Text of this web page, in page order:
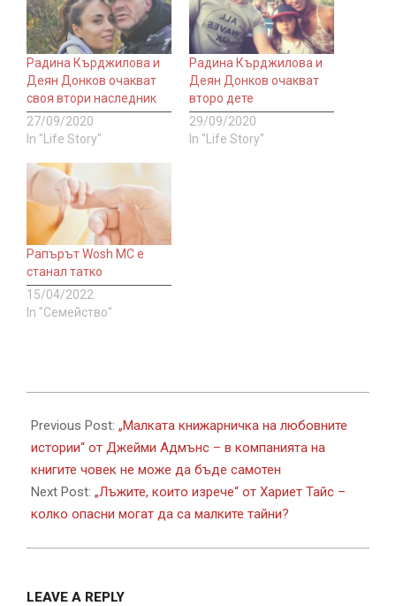
Радина Кърджилова и
Деян Донков очакват
своя втори наследник
27/09/2020
In "Life Story"
Радина Кърджилова и
Деян Донков очакват
второ дете
29/09/2020
In "Life Story"
Рапърът Wosh MC е
станал татко
15/04/2022
In "Семейство"
03-
15
Previous Post: „Малката книжарничка на любовните
истории“ от Джейми Адмънс – в компанията на
книгите човек не може да бъде самотен
Next Post: „Лъжите, които изрече“ от Хариет Тайс –
колко опасни могат да са малките тайни?
LEAVE A REPLY